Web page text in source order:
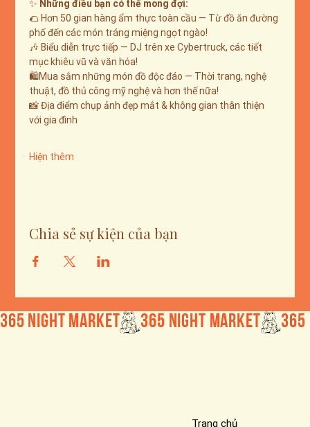
✨ Những điều bạn có thể mong đợi:
🌮 Hơn 50 gian hàng ẩm thực toàn cầu — Từ đồ ăn đường
phố đến các món tráng miệng ngọt ngào!
🎶 Biểu diễn trực tiếp — DJ trên xe Cybertruck, các tiết
mục khiêu vũ và văn hóa!
🛍️Mua sắm những món đồ độc đáo — Thời trang, nghệ
thuật, đồ thủ công mỹ nghệ và hơn thế nữa!
📸 Địa điểm chụp ảnh đẹp mắt & không gian thân thiện
với gia đình
Hiện thêm
Chia sẻ sự kiện của bạn
365 Night Market
Trang chủ